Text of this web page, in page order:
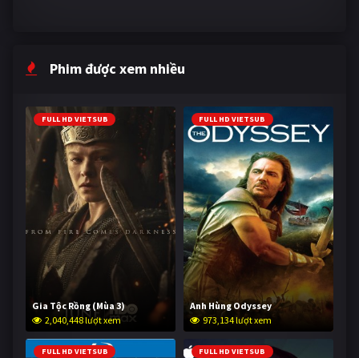
Phim được xem nhiều
FULL HD VIETSUB
Gia Tộc Rồng (Mùa 3)
2,040,448 lượt xem
FULL HD VIETSUB
Anh Hùng Odyssey
973,134 lượt xem
FULL HD VIETSUB FULL HD VIETSUB